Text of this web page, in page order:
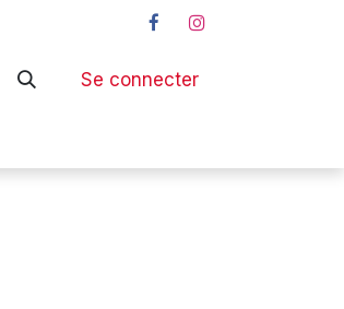
Se connecter